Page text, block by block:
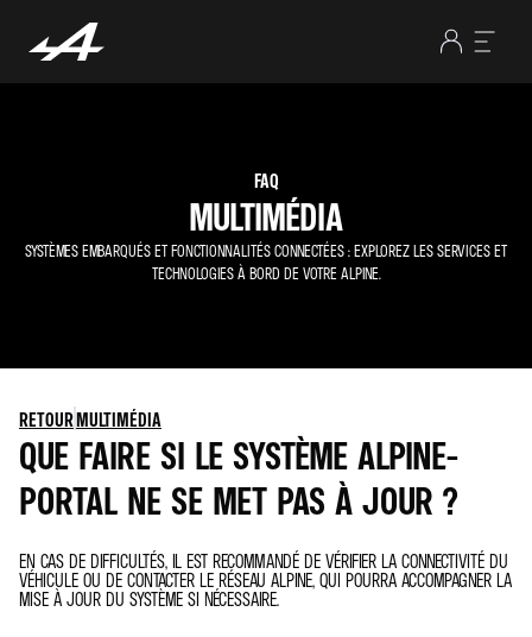
FAQ
MULTIMÉDIA
SYSTÈMES EMBARQUÉS ET FONCTIONNALITÉS CONNECTÉES : EXPLOREZ LES SERVICES ET
TECHNOLOGIES À BORD DE VOTRE ALPINE.
RETOURMULTIMÉDIA
QUE FAIRE SI LE SYSTÈME ALPINE-
PORTAL NE SE MET PAS À JOUR ?
EN CAS DE DIFFICULTÉS, IL EST RECOMMANDÉ DE VÉRIFIER LA CONNECTIVITÉ DU
VÉHICULE OU DE CONTACTER LE RÉSEAU ALPINE, QUI POURRA ACCOMPAGNER LA
MISE À JOUR DU SYSTÈME SI NÉCESSAIRE.